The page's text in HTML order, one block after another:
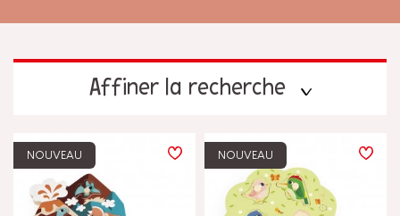
Affiner la recherche
Construire & concevoir
NOUVEAU NOUVEAU